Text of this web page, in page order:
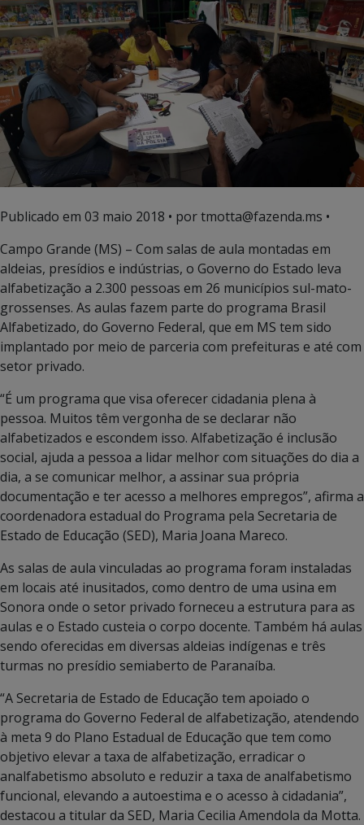
Publicado em 03 maio 2018 • por tmotta@fazenda.ms •
Campo Grande (MS) – Com salas de aula montadas em
aldeias, presídios e indústrias, o Governo do Estado leva
alfabetização a 2.300 pessoas em 26 municípios sul-mato-
grossenses. As aulas fazem parte do programa Brasil
Alfabetizado, do Governo Federal, que em MS tem sido
implantado por meio de parceria com prefeituras e até com
setor privado.
“É um programa que visa oferecer cidadania plena à
pessoa. Muitos têm vergonha de se declarar não
alfabetizados e escondem isso. Alfabetização é inclusão
social, ajuda a pessoa a lidar melhor com situações do dia a
dia, a se comunicar melhor, a assinar sua própria
documentação e ter acesso a melhores empregos”, afirma a
coordenadora estadual do Programa pela Secretaria de
Estado de Educação (SED), Maria Joana Mareco.
As salas de aula vinculadas ao programa foram instaladas
em locais até inusitados, como dentro de uma usina em
Sonora onde o setor privado forneceu a estrutura para as
aulas e o Estado custeia o corpo docente. Também há aulas
sendo oferecidas em diversas aldeias indígenas e três
turmas no presídio semiaberto de Paranaíba.
“A Secretaria de Estado de Educação tem apoiado o
programa do Governo Federal de alfabetização, atendendo
à meta 9 do Plano Estadual de Educação que tem como
objetivo elevar a taxa de alfabetização, erradicar o
analfabetismo absoluto e reduzir a taxa de analfabetismo
funcional, elevando a autoestima e o acesso à cidadania”,
destacou a titular da SED, Maria Cecilia Amendola da Motta.